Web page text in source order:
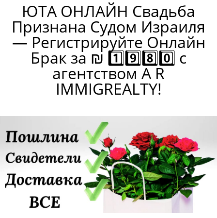
ЮТА ОНЛАЙН Свадьба
Признана Судом Израиля
— Регистрируйте Онлайн
Брак за ₪ 1️⃣9️⃣8️⃣0️⃣ с
агентством A R
IMMIGREALTY!